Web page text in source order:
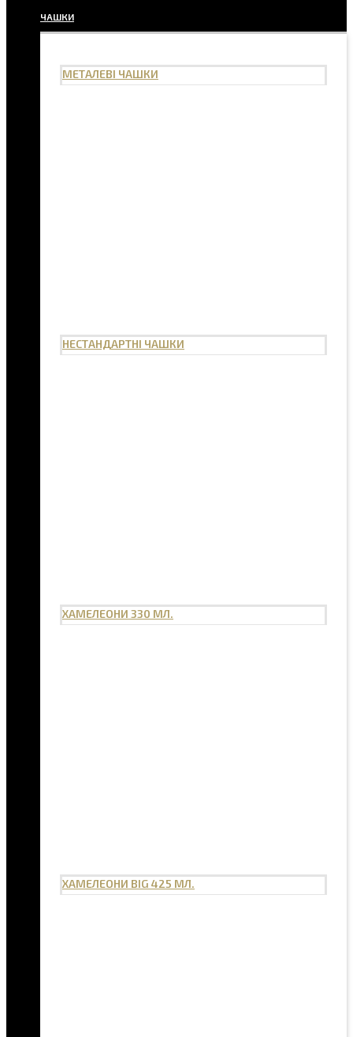
ЧАШКИ
МЕТАЛЕВІ ЧАШКИ
НЕСТАНДАРТНІ ЧАШКИ
ХАМЕЛЕОНИ 330 МЛ.
ХАМЕЛЕОНИ BIG 425 МЛ.